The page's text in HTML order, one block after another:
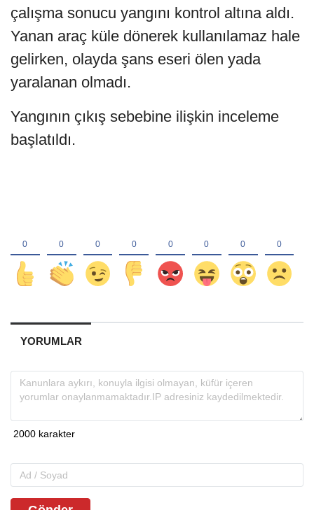
çalışma sonucu yangını kontrol altına aldı.
Yanan araç küle dönerek kullanılamaz hale
gelirken, olayda şans eseri ölen yada
yaralanan olmadı.
Yangının çıkış sebebine ilişkin inceleme
başlatıldı.
YORUMLAR